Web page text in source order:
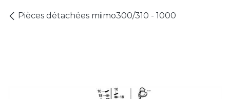
Pièces détachées miimo300/310 - 1000